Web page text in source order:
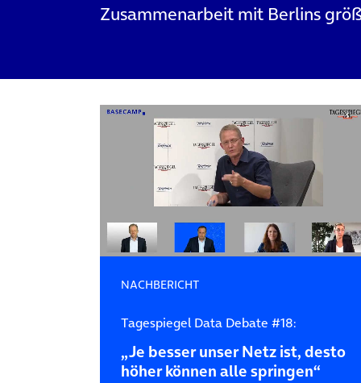
Zusammenarbeit mit Berlins
NACHBERICHT
Tagespiegel Data Debate #18:
„Je besser unser Netz ist, desto
höher können alle springen“